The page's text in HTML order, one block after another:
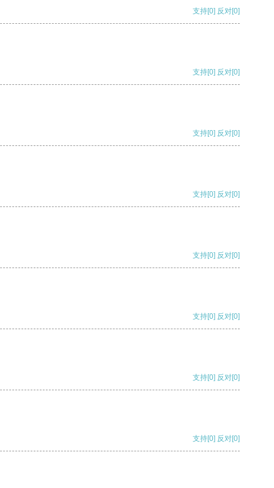
支持[0] 反对[0]
支持[0] 反对[0]
支持[0] 反对[0]
支持[0] 反对[0]
支持[0] 反对[0]
支持[0] 反对[0]
支持[0] 反对[0]
支持[0] 反对[0]